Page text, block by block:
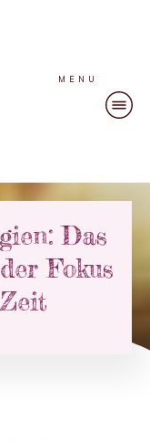
MENU
Das
Fokus